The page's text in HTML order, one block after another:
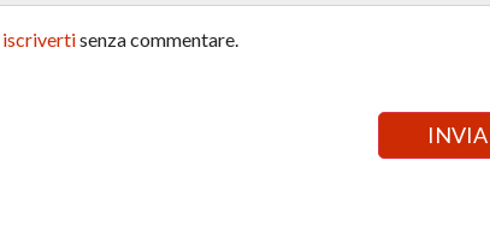
iscrivertisenza commentare.